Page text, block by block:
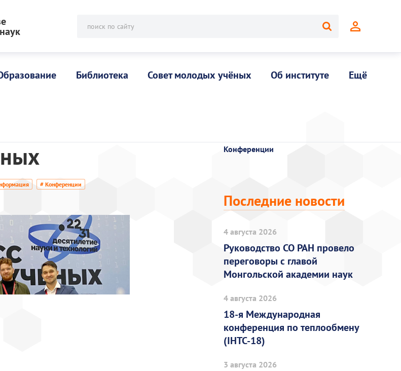
поиск по сайту
Библиотека Совет молодых учёных Об институте Ещё
# Конференции
Конференции
Последние новости
4 августа 2026
Руководство СО РАН провело
переговоры с главой
Монгольской академии наук
4 августа 2026
18-я Международная
конференция по теплообмену
(IHTC-18)
3 августа 2026